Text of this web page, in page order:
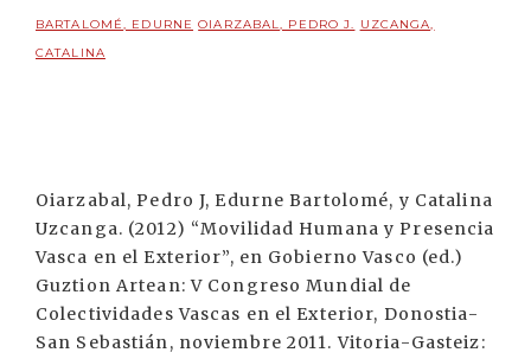
BARTALOMÉ, EDURNE OIARZABAL, PEDRO J. UZCANGA,
CATALINA
Oiarzabal, Pedro J, Edurne Bartolomé, y Catalina
Uzcanga. (2012) “Movilidad Humana y Presencia
Vasca en el Exterior”, en Gobierno Vasco (ed.)
Guztion Artean: V Congreso Mundial de
Colectividades Vascas en el Exterior, Donostia-
San Sebastián, noviembre 2011. Vitoria-Gasteiz: